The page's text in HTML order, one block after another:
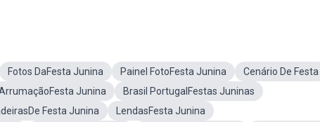
Fotos DaFesta Junina Painel FotoFesta Junina
Cenário De Festa
Junina
Brasil PortugalFestas Juninas
Festa Junina
LendasFesta Junina